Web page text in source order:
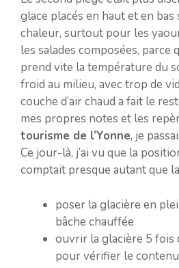
glace placés en haut et en
chaleur, surtout pour les
les salades composées, parce
prend vite la température du
froid au milieu, avec trop de
couche d’air chaud a fait le
mes propres notes et les
tourisme de l’Yonne, je
Ce jour-là, j’ai vu que la
comptait presque autant que
poser la glacière en
bâche chauffée
ouvrir la glacière 5 fois
pour vérifier le contenu